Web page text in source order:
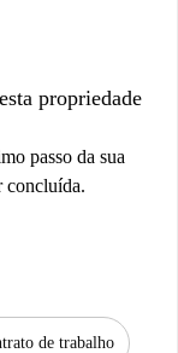
propriedade
passo da sua
concluída.
de trabalho